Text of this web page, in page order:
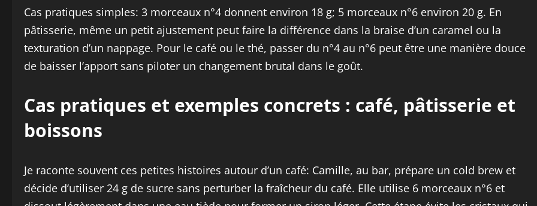
Cas pratiques simples: 3 morceaux n°4 donnent environ 18 g; 5 morceaux n°6 environ 20 g. En
pâtisserie, même un petit ajustement peut faire la différence dans la braise d’un caramel ou la
texturation d’un nappage. Pour le café ou le thé, passer du n°4 au n°6 peut être une manière douce
de baisser l’apport sans piloter un changement brutal dans le goût.
Cas pratiques et exemples concrets : café, pâtisserie et
boissons
Je raconte souvent ces petites histoires autour d’un café: Camille, au bar, prépare un cold brew et
décide d’utiliser 24 g de sucre sans perturber la fraîcheur du café. Elle utilise 6 morceaux n°6 et